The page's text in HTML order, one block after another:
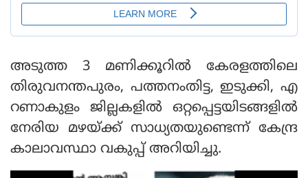
അടുത്ത 3 മണിക്കൂറില്‍ കേരളത്തിലെ
തിരുവനന്തപുരം, പത്തനംതിട്ട, ഇടുക്കി, എ
റണാകുളം ജില്ലകളില്‍ ഒറ്റപ്പെട്ടയിടങ്ങളില്‍
നേരിയ മഴയ്ക്ക് സാധ്യതയുണ്ടെന്ന് കേന്ദ്ര
കാലാവസ്ഥാ വകുപ്പ് അറിയിച്ചു.